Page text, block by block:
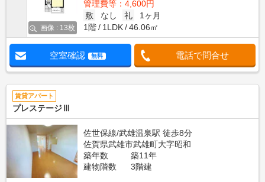
画像 : 13枚
管理費等：4,600円
敷
なし 礼
1ヶ月
1階
1LDK 46.06㎡
空室確認 無料 電話で問合せ
賃貸アパート
プレステージⅢ
佐世保線/武雄温泉駅 徒歩8分
佐賀県武雄市武雄町大字昭和
築年数
築11年
建物階数
3階建